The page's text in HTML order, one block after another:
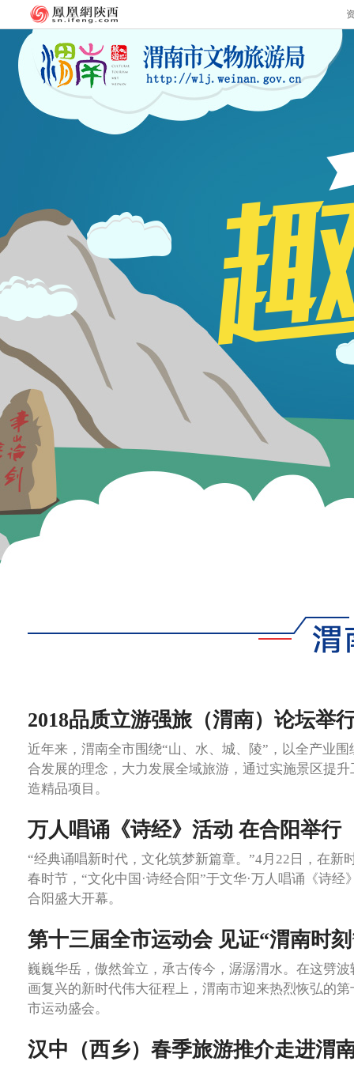
2018品质立游强旅（渭南）论坛举
近年来，渭南全市围绕“山、水、城、陵”，以全产业围
合发展的理念，大力发展全域旅游，通过实施景区提升
造精品项目。
万人唱诵《诗经》活动 在合阳举行
“经典诵唱新时代，文化筑梦新篇章。”4月22日，在新
春时节，“文化中国·诗经合阳”于文华·万人唱诵《诗经
合阳盛大开幕。
第十三届全市运动会 见证“渭南时
巍巍华岳，傲然耸立，承古传今，潺潺渭水。在这劈波
画复兴的新时代伟大征程上，渭南市迎来热烈恢弘的第
市运动盛会。
汉中（西乡）春季旅游推介走进渭